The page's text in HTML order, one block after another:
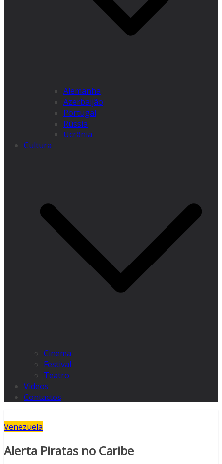
Alemanha
Azerbaijão
Portugal
Rússia
Ucrânia
Cultura
Cinema
Festival
Teatro
Videos
Contactos
Venezuela
Alerta Piratas no Caribe